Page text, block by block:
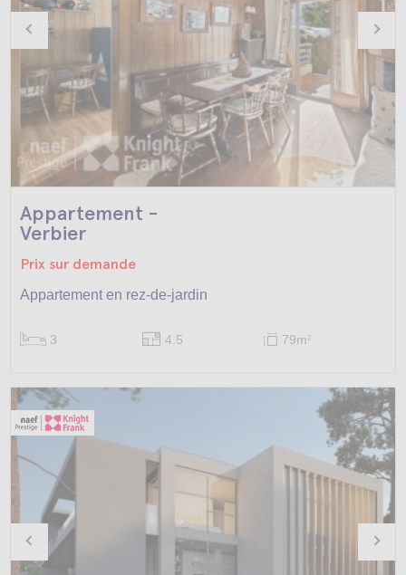
Appartement -
Verbier
Prix sur demande
Appartement en rez-de-jardin
3 4.5 79m2